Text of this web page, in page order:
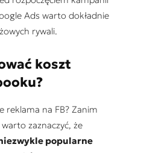
Ads warto dokładnie
rywali.
koszt
reklama na FB? Zanim
zaznaczyć, że
popularne